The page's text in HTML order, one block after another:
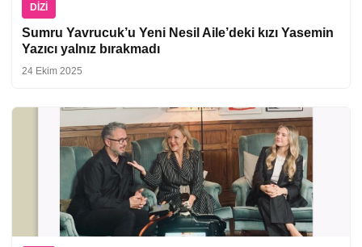
DIZI
Sumru Yavrucuk’u Yeni Nesil Aile’deki kızı Yasemin
Yazıcı yalnız bırakmadı
24 Ekim 2025